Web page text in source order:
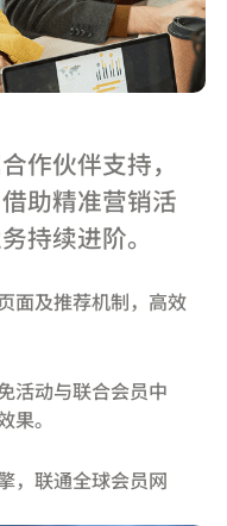
作伙伴支持，
助精准营销活
持续进阶。
面及推荐机制，高效
活动与联合会员中
果。
，联通全球会员网